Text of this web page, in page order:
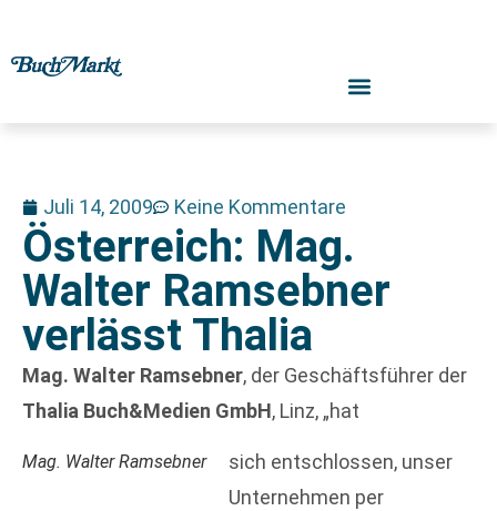
Juli 14, 2009 Keine Kommentare
Österreich: Mag.
Walter Ramsebner
verlässt Thalia
Mag. Walter Ramsebner, der Geschäftsführer der
Thalia Buch&Medien GmbH, Linz, „hat
Mag. Walter Ramsebner
sich entschlossen, unser
Unternehmen per